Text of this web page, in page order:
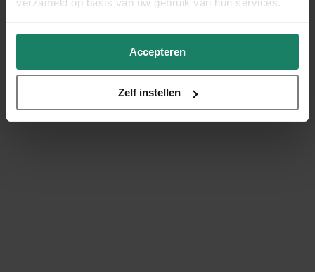
verzameld op basis van uw gebruik van hun services.
Accepteren
Zelf instellen